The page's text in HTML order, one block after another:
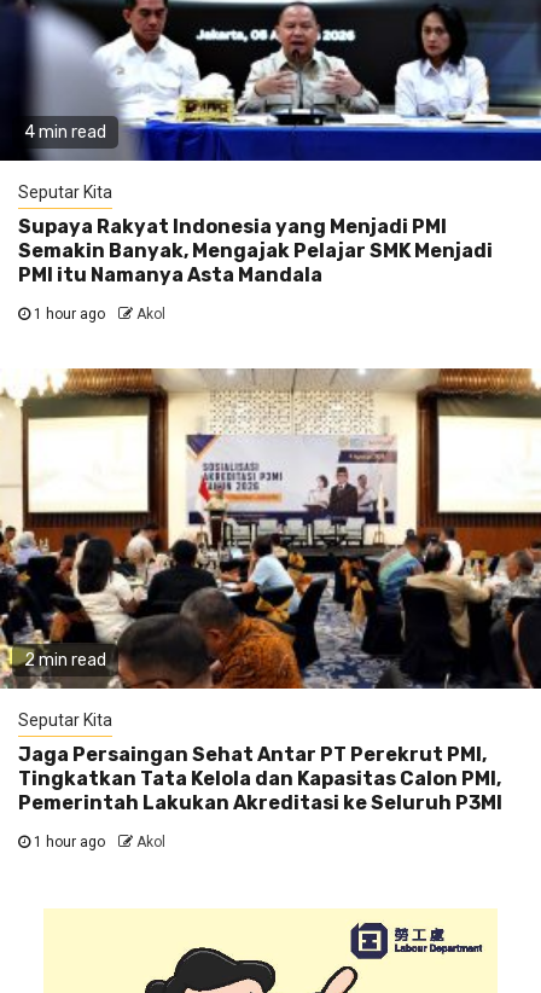
4 min read
Seputar Kita
Supaya Rakyat Indonesia yang Menjadi PMI
Semakin Banyak, Mengajak Pelajar SMK Menjadi
PMI itu Namanya Asta Mandala
1 hour ago Akol
2 min read
Seputar Kita
Jaga Persaingan Sehat Antar PT Perekrut PMI,
Tingkatkan Tata Kelola dan Kapasitas Calon PMI,
Pemerintah Lakukan Akreditasi ke Seluruh P3MI
1 hour ago Akol